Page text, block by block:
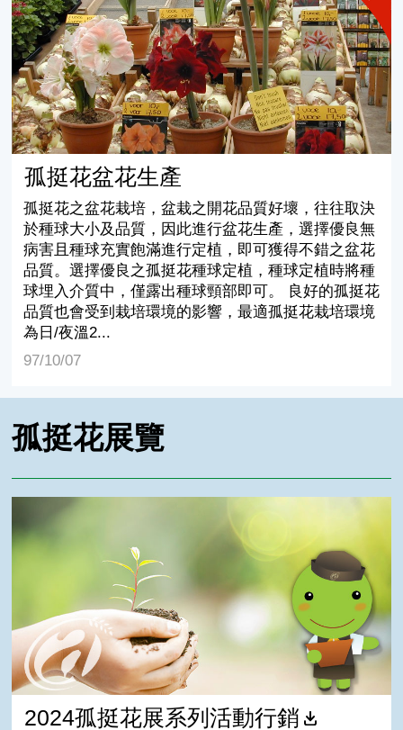
孤挺花盆花生產
孤挺花之盆花栽培，盆栽之開花品質好壞，往往取決
於種球大小及品質，因此進行盆花生產，選擇優良無
病害且種球充實飽滿進行定植，即可獲得不錯之盆花
品質。選擇優良之孤挺花種球定植，種球定植時將種
球埋入介質中，僅露出種球頸部即可。 良好的孤挺花
品質也會受到栽培環境的影響，最適孤挺花栽培環境
為日/夜溫2...
97/10/07
孤挺花展覽
2024孤挺花展系列活動行銷
2024孤挺花展系列活動行銷